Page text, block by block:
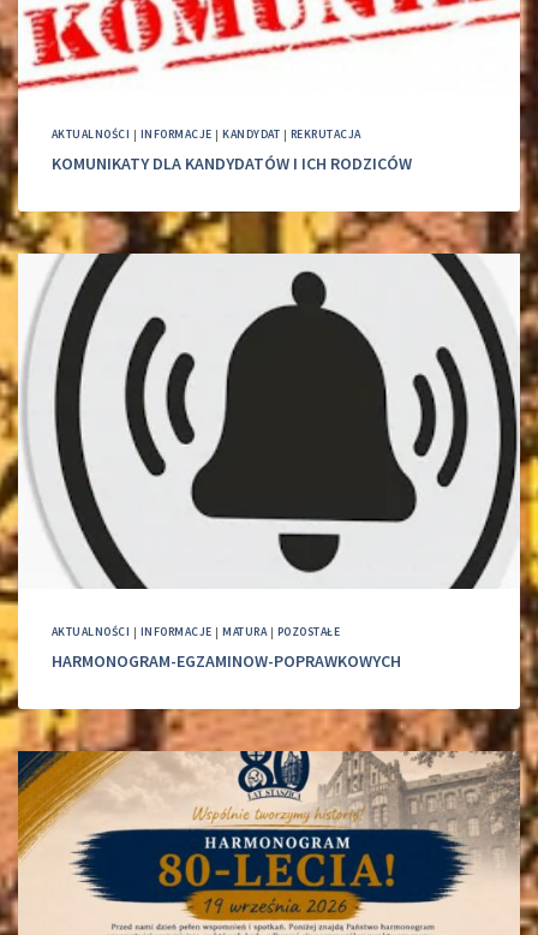
AKTUALNOŚCI | INFORMACJE |KANDYDAT | REKRUTACJA
KOMUNIKATY DLA KANDYDATÓW I ICH RODZICÓW
AKTUALNOŚCI | INFORMACJE |MATURA| POZOSTAŁE
HARMONOGRAM-EGZAMINOW-POPRAWKOWYCH